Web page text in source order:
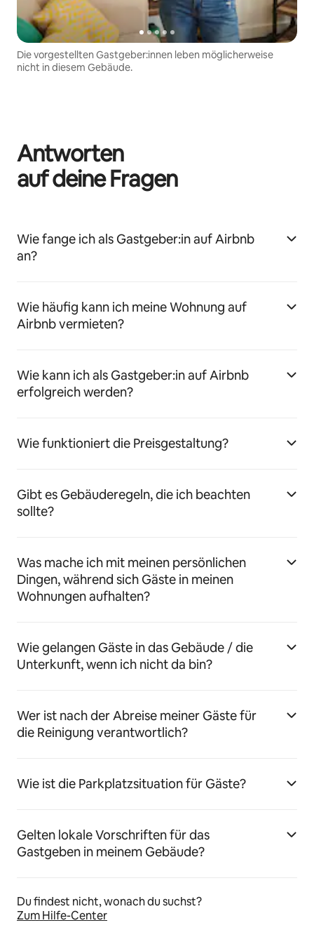
Die vorgestellten Gastgeber:innen leben möglicherweise
nicht in diesem Gebäude.
Antworten
auf deine Fragen
Wie fange ich als Gastgeber:in auf Airbnb
an?
Wie häufig kann ich meine Wohnung auf
Airbnb vermieten?
Wie kann ich als Gastgeber:in auf Airbnb
erfolgreich werden?
Wie funktioniert die Preisgestaltung?
Gibt es Gebäuderegeln, die ich beachten
sollte?
Was mache ich mit meinen persönlichen
Dingen, während sich Gäste in meinen
Wohnungen aufhalten?
Wie gelangen Gäste in das Gebäude / die
Unterkunft, wenn ich nicht da bin?
Wer ist nach der Abreise meiner Gäste für
die Reinigung verantwortlich?
Wie ist die Parkplatzsituation für Gäste?
Gelten lokale Vorschriften für das
Gastgeben in meinem Gebäude?
Du findest nicht, wonach du suchst?
Zum Hilfe-Center